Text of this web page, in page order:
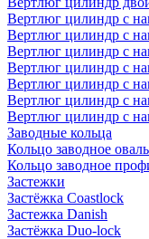
Вертлюг цилиндр с
Вертлюг цилиндр с
Вертлюг цилиндр с
Вертлюг цилиндр с
Вертлюг цилиндр с
Вертлюг цилиндр с
Вертлюг цилиндр с
Заводные кольца
Кольцо заводное
Кольцо заводное
Застежки
Застёжка Coastlock
Застежка Danish
Застёжка Duo-lock